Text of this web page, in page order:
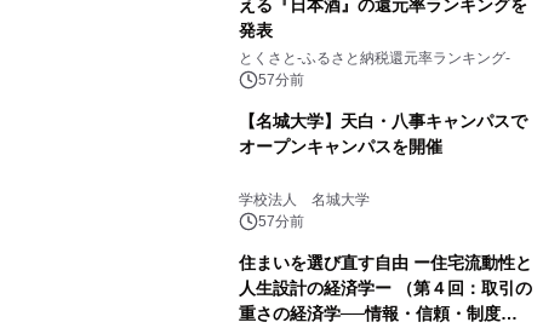
える『日本酒』の還元率ランキングを
発表
とくさと-ふるさと納税還元率ランキング-
57分前
【名城大学】天白・八事キャンパスで
オープンキャンパスを開催
学校法人 名城大学
57分前
住まいを選び直す自由 ー住宅流動性と
人生設計の経済学ー （第４回：取引の
重さの経済学──情報・信頼・制度を